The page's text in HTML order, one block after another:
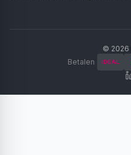
© 2026
Betalen
iDEAL